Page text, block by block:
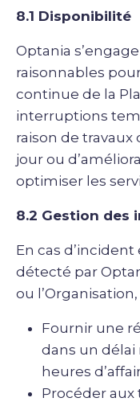
8.1 Disponibilité
Optania
raisonnables
continue de la
interruptions
raison de
jour ou
optimiser les
8.2 Gestion des
En cas
détecté par
ou
Fournir une
dans un délai
heures
Procéder aux